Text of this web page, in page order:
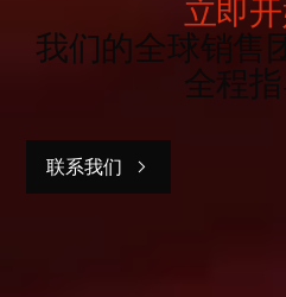
立即开
我们的全球销售
全程指
联系我们